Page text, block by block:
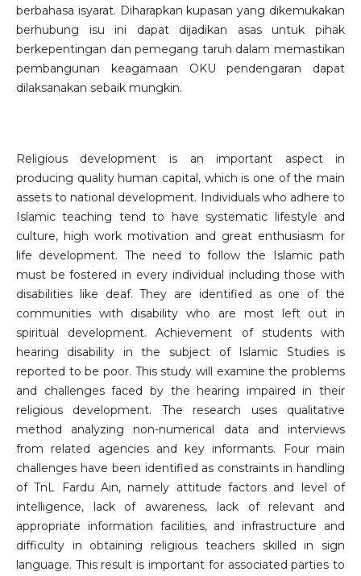
berbahasa isyarat. Diharapkan kupasan yang dikemukakan
berhubung isu ini dapat dijadikan asas untuk pihak
berkepentingan dan pemegang taruh dalam memastikan
pembangunan keagamaan OKU pendengaran dapat
dilaksanakan sebaik mungkin.
Religious development is an important aspect in
producing quality human capital, which is one of the main
assets to national development. Individuals who adhere to
Islamic teaching tend to have systematic lifestyle and
culture, high work motivation and great enthusiasm for
life development. The need to follow the Islamic path
must be fostered in every individual including those with
disabilities like deaf. They are identified as one of the
communities with disability who are most left out in
spiritual development. Achievement of students with
hearing disability in the subject of Islamic Studies is
reported to be poor. This study will examine the problems
and challenges faced by the hearing impaired in their
religious development. The research uses qualitative
method analyzing non-numerical data and interviews
from related agencies and key informants. Four main
challenges have been identified as constraints in handling
of TnL Fardu Ain, namely attitude factors and level of
intelligence, lack of awareness, lack of relevant and
appropriate information facilities, and infrastructure and
difficulty in obtaining religious teachers skilled in sign
language. This result is important for associated parties to